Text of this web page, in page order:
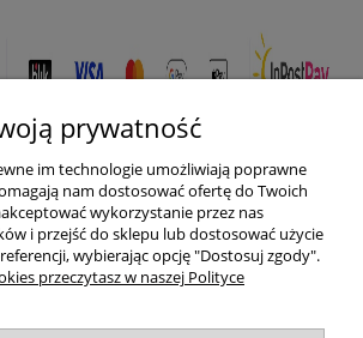
Pomoc
Moje konto
prywatność
im technologie umożliwiają poprawne
nam dostosować ofertę do Twoich
wykorzystanie przez nas
i przejść do sklepu lub dostosować użycie
wybierając opcję "Dostosuj zgody".
przeczytasz w naszej Polityce